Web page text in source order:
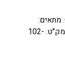
כבל מצמד (קלאץ) אופנוע הונדה CRF450R. מתאים:
HONDA CRF450R 15-16 מותג: PSYCHIC מק"ט: 102-